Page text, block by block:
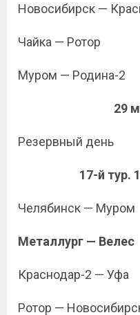
Новосибирск —
Чайка — Ротор
Муром — Родина-2
29
Резервный день
17-й тур.
Челябинск — Муром
Металлург — Велес
Краснодар-2 — Уфа
Ротор —